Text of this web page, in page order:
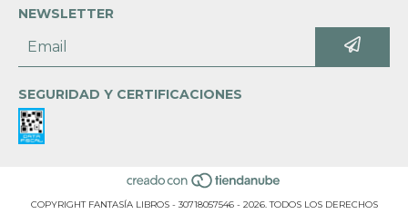
NEWSLETTER
SEGURIDAD Y CERTIFICACIONES
COPYRIGHT FANTASÍA LIBROS - 30718057546 - 2026. TODOS LOS DERECHOS